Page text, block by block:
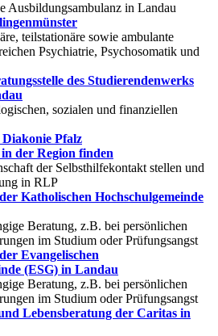
Ausbildungsambulanz in Landau
teilstationäre sowie ambulante
Psychiatrie, Psychosomatik und
des Studierendenwerks
sozialen und finanziellen
Pfalz
der Region finden
der Selbsthilfekontakt stellen und
in RLP
Katholischen Hochschulgemeinde
Beratung, z.B. bei persönlichen
im Studium oder Prüfungsangst
Evangelischen
(ESG) in Landau
Beratung, z.B. bei persönlichen
im Studium oder Prüfungsangst
Lebensberatung der Caritas in